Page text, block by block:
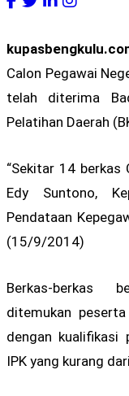
Calon Pegawai
telah diterima
Pelatihan Daerah
“Sekitar 14 berkas
Edy Suntono,
Pendataan
(15/9/2014)
Berkas-berkas
ditemukan
dengan kualifikasi
IPK yang kurang